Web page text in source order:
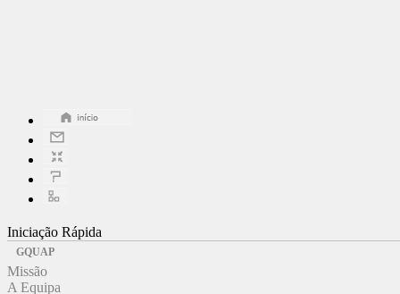
Iniciação Rápida
GQUAP
Missão
A Equipa